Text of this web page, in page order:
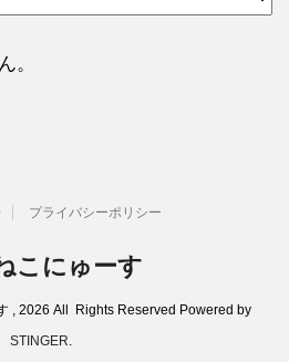
。
プライバシーポリシー
こにゅーす
, 2026 All Rights Reserved Powered by
STINGER